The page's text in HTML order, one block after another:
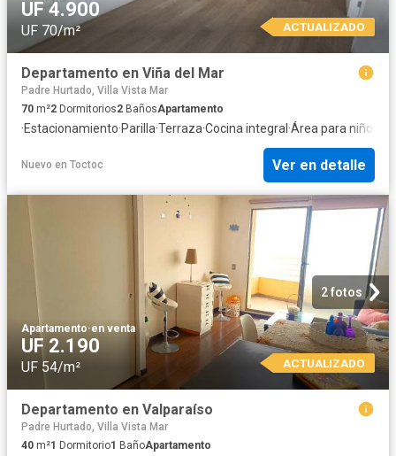
UF 4.900
UF 70/m² ACTUALIZADO
Departamento en Viña del Mar
Padre Hurtado, Villa Vista Mar
70 m²2 Dormitorios2 BañosApartamento
·Estacionamiento·Parilla·Terraza·Cocina integral ·Área para niños
Nuevo en Toctoc Ver en detalle
2 fotos
Apartamento·en venta
UF 2.190
UF 54/m² ACTUALIZADO
Departamento en Valparaíso
Padre Hurtado, Villa Vista Mar
40 m²1 Dormitorio1 BañoApartamento